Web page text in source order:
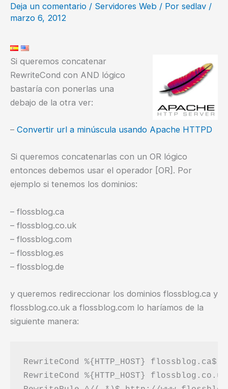
Deja un comentario / Servidores Web / Por sedlav /
marzo 6, 2012
Si queremos concatenar
RewriteCond con AND lógico
bastaría con ponerlas una
debajo de la otra ver:
– Convertir url a minúscula usando Apache HTTPD
Si queremos concatenarlas con un OR lógico
entonces debemos usar el operador [OR]. Por
ejemplo si tenemos los dominios:
– flossblog.ca
– flossblog.co.uk
– flossblog.com
– flossblog.es
– flossblog.de
y queremos redireccionar los dominios flossblog.ca y
flossblog.co.uk a flossblog.com lo haríamos de la
siguiente manera:
RewriteCond %{HTTP_HOST} flossblog.ca$
RewriteCond %{HTTP_HOST}